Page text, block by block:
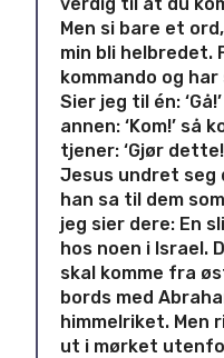
Men si bare et
min bli helbredet.
kommando og
Sier jeg til én:
annen: ‘Kom!’ så
tjener: ‘Gjør
Jesus undret seg
han sa til dem
jeg sier dere: En
hos noen i Israel.
skal komme fra
bords med
himmelriket. Men
ut i mørket